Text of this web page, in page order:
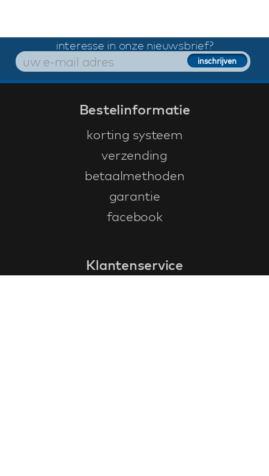
interesse in onze nieuwsbrief?
Bestelinformatie
korting systeem
verzending
betaalmethoden
garantie
facebook
Klantenservice